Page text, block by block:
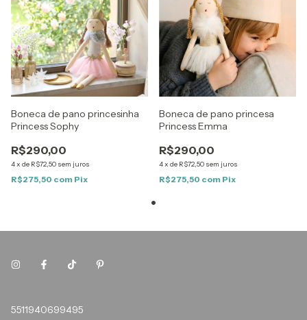
Boneca de pano princesinha
Princess Sophy
R$290,00
4x de R$72,50 sem juros
R$275,50 com Pix
Boneca de pano princesa
Princess Emma
R$290,00
4x de R$72,50 sem juros
R$275,50 com Pix
5511940699495